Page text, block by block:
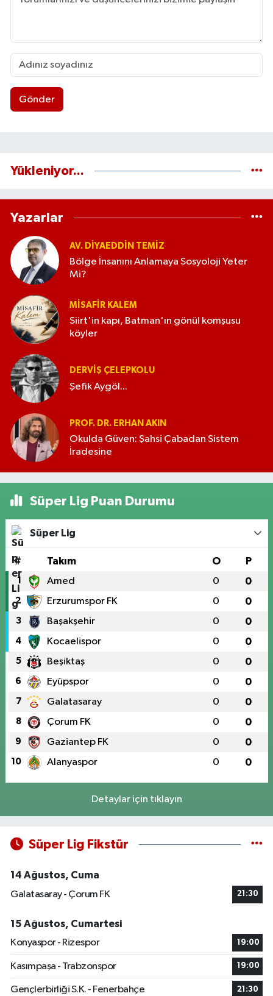
Gönder
Yükleniyor...
Yazarlar
AV. DIYAEDDIN TEMIZ
Bölge İnsanını Anlamaya Sosyoloji Yeter
Mi?
MISAFIR KALEM
Siirt'in kapı, Batman'ın gönül komşusu
köyler
DERVIŞ ÇELEPKOLU
Şefik Aygöl...
PROF. DR. ERHAN AKIN
Okulda Güven: Şahsi Çabadan Sistem
İradesine
Süper Lig Puan Durumu
Süper Lig
# Takım O P
1 Amed 0 0
2 Erzurumspor FK 0 0
3 Başakşehir 0 0
4 Kocaelispor 0 0
5 Beşiktaş 0 0
6 Eyüpspor 0 0
7 Galatasaray 0 0
8 Çorum FK 0 0
9 Gaziantep FK 0 0
10 Alanyaspor 0 0
Detaylar için tıklayın
Süper Lig Fikstür
14 Ağustos, Cuma
Galatasaray - Çorum FK
21:30
15 Ağustos, Cumartesi
Konyaspor - Rizespor
19:00
Kasımpaşa - Trabzonspor 19:00
Gençlerbirliği S.K. - Fenerbahçe 21:30